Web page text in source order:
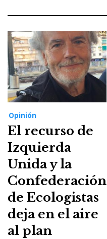
Opinión
El recurso de
Izquierda
Unida y la
Confederación
de Ecologistas
deja en el aire
al plan